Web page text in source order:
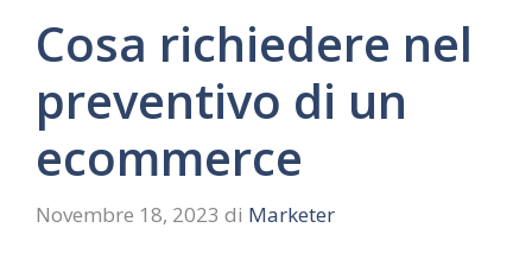
Cosa richiedere nel
preventivo di un
ecommerce
Novembre 18, 2023 di Marketer